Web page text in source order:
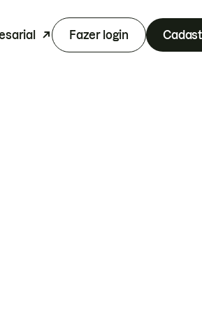
Fazer login